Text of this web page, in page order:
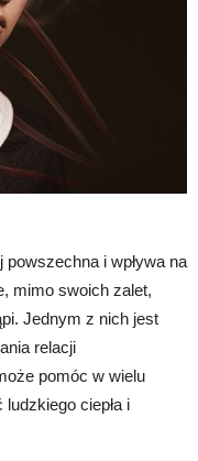
i wpływa na
mimo swoich zalet,
Jednym z nich jest
relacji
pomóc w wielu
ciepła i